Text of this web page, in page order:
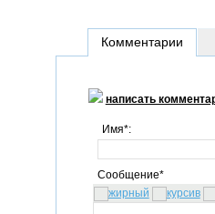
Комментарии
написать
Имя*:
Сообщение*